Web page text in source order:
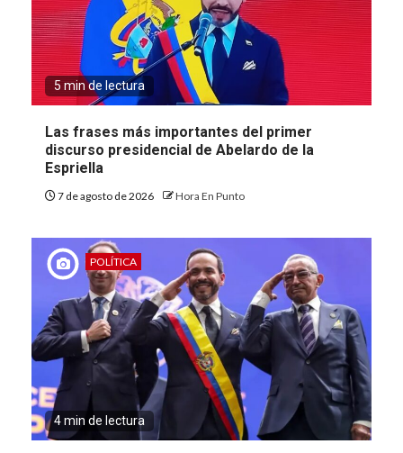
5 min de lectura
Las frases más importantes del primer
discurso presidencial de Abelardo de la
Espriella
7 de agosto de 2026 Hora En Punto
POLÍTICA
4 min de lectura